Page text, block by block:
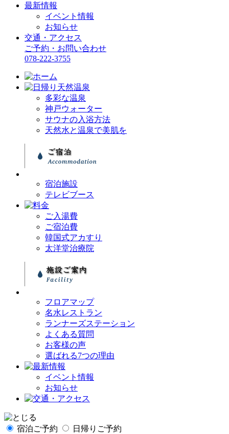
最新情報
イベント情報
お知らせ
交通・アクセス
ご予約・お問い合わせ
078-222-3755
多彩な温泉
神戸ウォーター
サウナの入浴方法
天然水と温泉で美肌を
宿泊施設
テレビブース
ご入湯費
ご宿泊費
韓国式アカすり
太洋堂治療院
フロアマップ
名水レストラン
ランナーズステーション
よくある質問
お客様の声
選ばれる7つの理由
イベント情報
お知らせ
宿泊ご予約
日帰りご予約